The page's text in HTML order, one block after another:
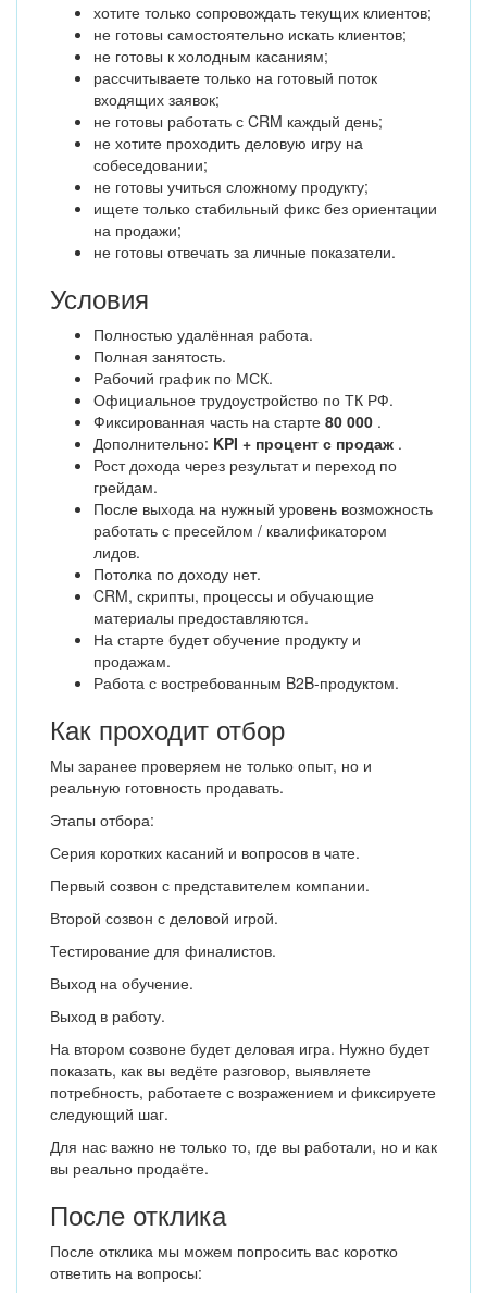
хотите только сопровождать текущих клиентов;
не готовы самостоятельно искать клиентов;
не готовы к холодным касаниям;
рассчитываете только на готовый поток
входящих заявок;
не готовы работать с CRM каждый день;
не хотите проходить деловую игру на
собеседовании;
не готовы учиться сложному продукту;
ищете только стабильный фикс без ориентации
на продажи;
не готовы отвечать за личные показатели.
Условия
Полностью удалённая работа.
Полная занятость.
Рабочий график по МСК.
Официальное трудоустройство по ТК РФ.
Фиксированная часть на старте 80 000 .
Дополнительно: KPI + процент с продаж .
Рост дохода через результат и переход по
грейдам.
После выхода на нужный уровень возможность
работать с пресейлом / квалификатором
лидов.
Потолка по доходу нет.
CRM, скрипты, процессы и обучающие
материалы предоставляются.
На старте будет обучение продукту и
продажам.
Работа с востребованным B2B-продуктом.
Как проходит отбор
Мы заранее проверяем не только опыт, но и
реальную готовность продавать.
Этапы отбора:
Серия коротких касаний и вопросов в чате.
Первый созвон с представителем компании.
Второй созвон с деловой игрой.
Тестирование для финалистов.
Выход на обучение.
Выход в работу.
На втором созвоне будет деловая игра. Нужно будет
показать, как вы ведёте разговор, выявляете
потребность, работаете с возражением и фиксируете
следующий шаг.
Для нас важно не только то, где вы работали, но и как
вы реально продаёте.
После отклика
После отклика мы можем попросить вас коротко
ответить на вопросы: